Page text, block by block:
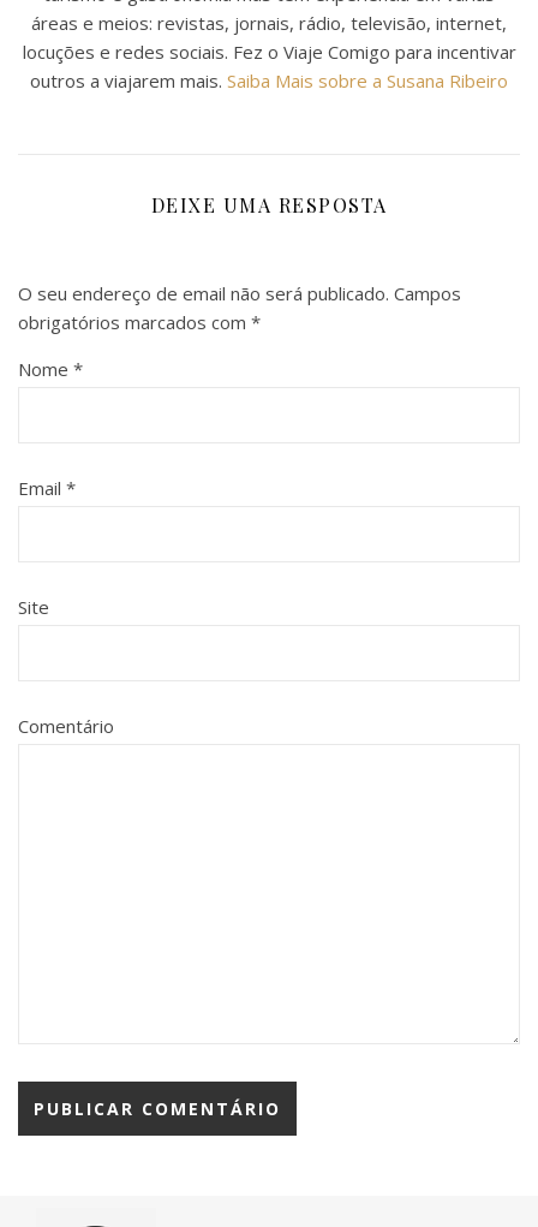
áreas e meios: revistas, jornais, rádio, televisão, internet,
locuções e redes sociais. Fez o Viaje Comigo para incentivar
outros a viajarem mais. Saiba Mais sobre a Susana Ribeiro
DEIXE UMA RESPOSTA
O seu endereço de email não será publicado. Campos
obrigatórios marcados com *
Nome *
Email *
Site
Comentário